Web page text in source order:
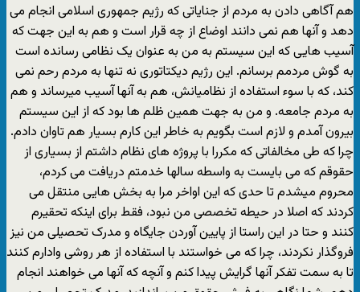
هم آگاهی دادن به مردم از جنایاتی که رژیم جمهوری اسلامی انجام می
دهد و آنها هم نمی دانند اوضاع از چه قرار است و هم به این جهت که
آسیب هایی که این سیستم به من به عنوان یک نظامی رسانده است
به گوش مردمم برسانم. این رژیم دیکتاتوری نه تنها به مردم رحم نمی
کند، که با سوء استفاده از نظامیانش، هم به آنها آسیب میرساند و هم
به مردم جامعه. و من به جهت همین ظلم ها بود که از این سیستم
بیرون آمدم و لازم است بگویم به خاطر این کارم بسیار هم تاوان دادم.
چرا که طی مخالفاتی که مکررا با پروژه های نظام داشتم از بسیاری از
حقوقم که می بایست به واسطه سالها خدمتم دریافت می کردم،
محروم میشدم تا حدی که این اواخر مرا به بخش هایی منتقل می
کردند که اصلا در حیطه تخصصی من نبود، فقط برای اینکه تحقیرم
کنند و حتا در این راستا از پایین آوردن جایگاه و مدرک تحصیلی من نیز
فروگذار نکردند، چرا که می خواستند با استفاده از هر روشی وادارم کنند
تا به سمت تفکر آنها گرایش پیدا کنم و آنچه که آنها می خواهند انجام